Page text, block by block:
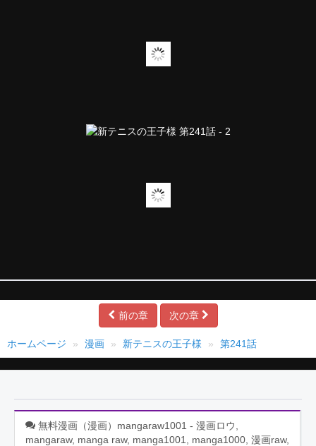
前の章 次の章
ホームページ 漫画 新テニスの王子様 第241話
無料漫画（漫画）mangaraw1001 - 漫画ロウ,
mangaraw, manga raw, manga1001, manga1000, 漫画raw,